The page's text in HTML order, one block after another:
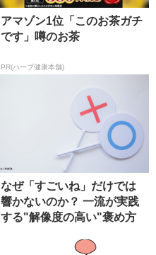
アマゾン1位「このお茶ガチ
です」噂のお茶
PR(ハーブ健康本舗)
なぜ「すごいね」だけでは
響かないのか？ 一流が実践
する"解像度の高い"褒め方